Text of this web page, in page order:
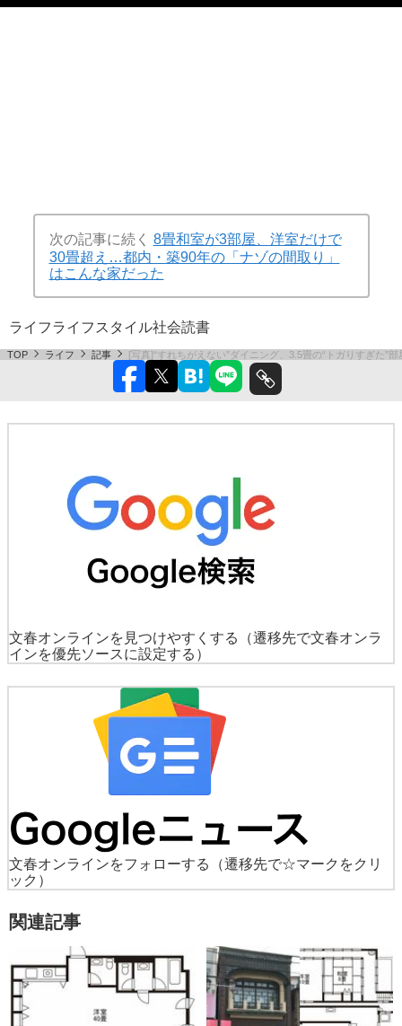
次の記事に続く 8畳和室が3部屋、洋室だけで
30畳超え…都内・築90年の「ナゾの間取り」
はこんな家だった
ライフライフスタイル社会読書
TOP ライフ 記事 [写真]“すれちがえない”ダイニング、3.5畳の“トガりすぎた”
文春オンラインを見つけやすくする
（遷移先で文春オンラ
インを優先ソースに設定する）
文春オンラインをフォローする
（遷移先で☆マークをクリ
ック）
関連記事